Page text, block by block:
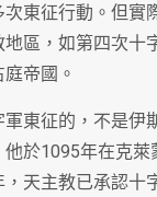
東征行動。但實
區，如第四次十
帝國。
東征的，不是伊
於1095年在克萊
天主教已承認十